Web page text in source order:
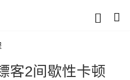
客2间歇性卡顿